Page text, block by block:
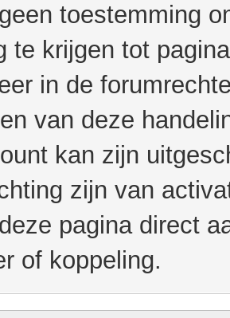
toestemming
te krijgen tot
in de
van deze
kan zijn
zijn van
pagina direct
of koppeling.